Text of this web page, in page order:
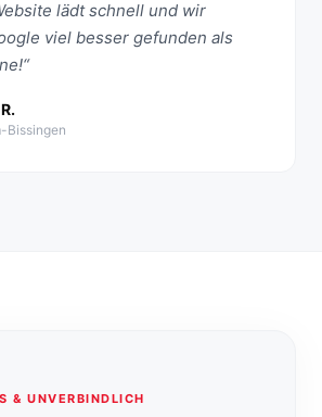
lädt schnell und wir
viel besser gefunden als
Bissingen
& UNVERBINDLICH